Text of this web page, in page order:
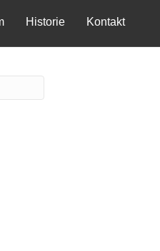
Historie Kontakt